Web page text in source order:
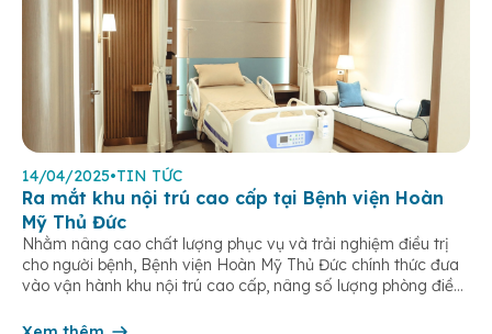
14/04/2025•TIN TỨC
Ra mắt khu nội trú cao cấp tại Bệnh viện Hoàn
Mỹ Thủ Đức
Nhằm nâng cao chất lượng phục vụ và trải nghiệm điều trị
cho người bệnh, Bệnh viện Hoàn Mỹ Thủ Đức chính thức đưa
vào vận hành khu nội trú cao cấp, nâng số lượng phòng điều
Hoàn Mỹ Thủ Đức chính thức đưa vào […]